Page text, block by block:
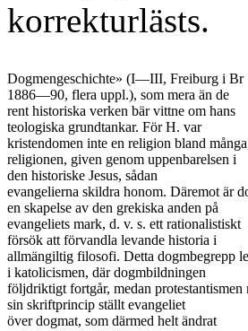
korrekturlästs.
Dogmengeschichte» (I—III, Freiburg i Br
1886—90, flera uppl.), som mera än de
rent historiska verken bär vittne om hans
teologiska grundtankar. För H. var
kristendomen inte en religion bland
religionen, given genom uppenbarelsen i
den historiske Jesus, sådan
evangelierna skildra honom. Däremot är
en skapelse av den grekiska anden på
evangeliets mark, d. v. s. ett rationalistiskt
försök att förvandla levande historia i
allmängiltig filosofi. Detta dogmbegrepp
i katolicismen, där dogmbildningen
följdriktigt fortgår, medan protestantismen
sin skriftprincip ställt evangeliet
över dogmat, som därmed helt ändrat